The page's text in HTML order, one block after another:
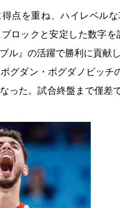
点を重ね、ハイレベル
ブロックと安定した数字
ル』の活躍で勝利に貢献し
グダン・ボグダノビッ
った。試合終盤まで僅差